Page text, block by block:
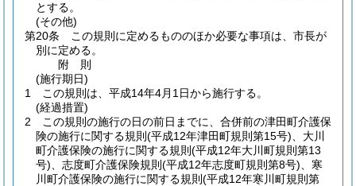
とする。
(その他)
第20条
この規則に定めるもののほか必要な事項は、市長が
別に定める。
附 則
(施行期日)
1
この規則は、平成14年4月1日から施行する。
(経過措置)
2
この規則の施行の日の前日までに、合併前の津田町介護保
険の施行に関する規則 (平成12年津田町規則第15号) 、大川
町介護保険の施行に関する規則 (平成12年大川町規則第13
号) 、志度町介護保険規則 (平成12年志度町規則第8号) 、寒
川町介護保険の施行に関する規則 (平成12年寒川町規則第